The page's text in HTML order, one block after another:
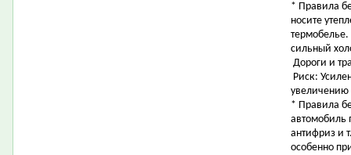
* Правила
носите
термобелье.
сильный
Дороги и
Риск:
* Правила
автомобиль
антифриз и
особенно